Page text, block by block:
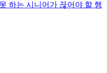
하는 시니어가 끊어야 할 행